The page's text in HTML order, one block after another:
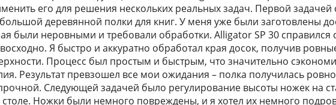
его для решения нескольких реальных задач. Первой задачей
деревянной полки для книг. У меня уже были заготовлены
были неровными и требовали обработки. Alligator SP 30 справился
Я быстро и аккуратно обработал края досок, получив
Процесс был простым и быстрым, что значительно
Результат превзошел все мои ожидания – полка получилась
Следующей задачей было регулирование высоты ножек на
Ножки были немного повреждены, и я хотел их немного